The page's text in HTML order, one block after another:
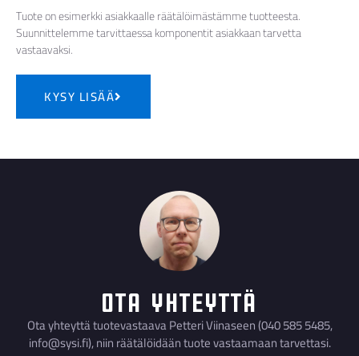
Tuote on esimerkki asiakkaalle räätälöimästämme tuotteesta.
Suunnittelemme tarvittaessa komponentit asiakkaan tarvetta
vastaavaksi.
KYSY LISÄÄ
Ota yhteyttä
Ota yhteyttä tuotevastaava Petteri Viinaseen (040 585 5485,
info@sysi.fi), niin räätälöidään tuote vastaamaan tarvettasi.